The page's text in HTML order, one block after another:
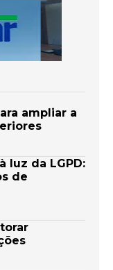
ampliar a
luz da LGPD:
de